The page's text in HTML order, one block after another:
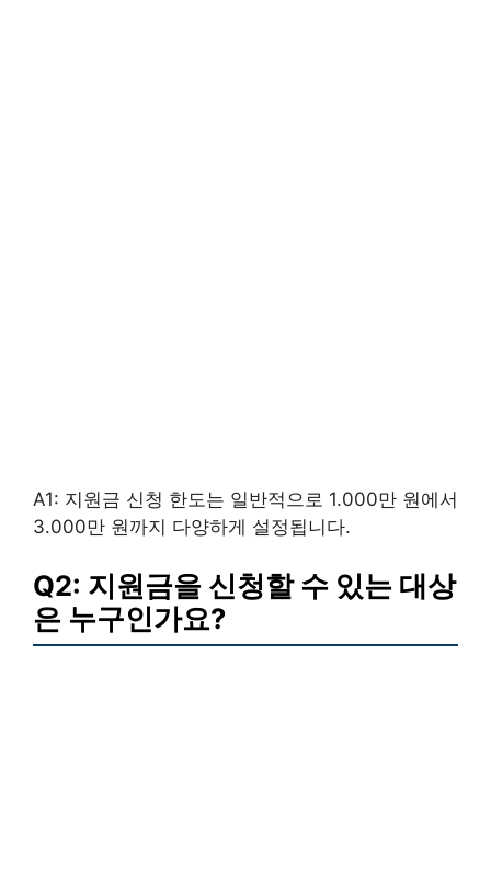
A1: 지원금 신청 한도는 일반적으로 1.000만 원에서
3.000만 원까지 다양하게 설정됩니다.
Q2: 지원금을 신청할 수 있는 대상
은 누구인가요?